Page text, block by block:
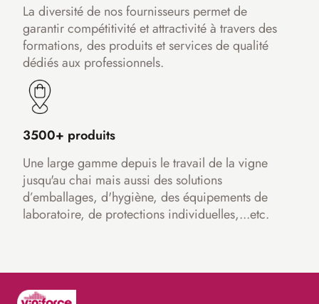
La diversité de nos fournisseurs permet de
garantir compétitivité et attractivité à travers des
formations, des produits et services de qualité
dédiés aux professionnels.
3500+ produits
Une large gamme depuis le travail de la vigne
jusqu'au chai mais aussi des solutions
d’emballages, d'hygiène, des équipements de
laboratoire, de protections individuelles,...etc.